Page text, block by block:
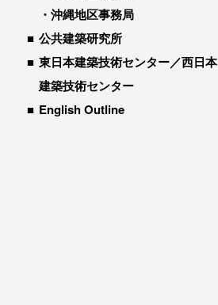
沖縄地区事務局
公共建築研究所
東日本建築技術センター／西日本
建築技術センター
English Outline